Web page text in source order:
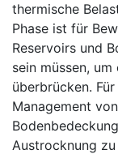
thermische
Phase ist für
Reservoirs und
sein müssen,
überbrücken.
Management
Austrocknung